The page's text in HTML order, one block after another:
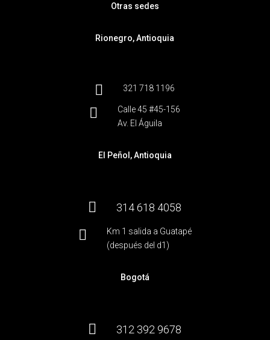
Otras sedes
Rionegro, Antioquia
 321 718 1196

Calle 45 #45-156
Av. El Águila
El Peñol, Antioquia
 314 618 4058

Km 1 salida a Guatapé
(después del d1)
Bogotá
 312 392 9678